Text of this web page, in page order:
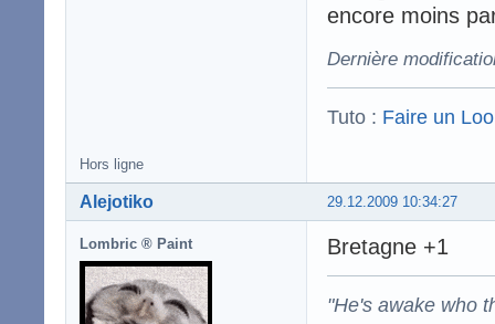
encore moins
Dernière
Tuto : Faire un
Hors ligne
29.12.2009 10:34:27
Alejotiko
Lombric ® Paint Bretagne +1
"He's awake who